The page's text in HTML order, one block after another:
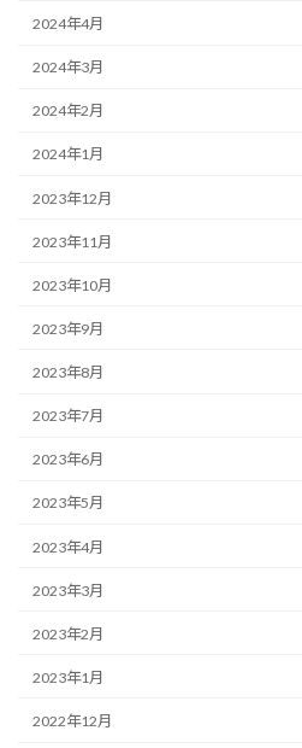
2024年4月
2024年3月
2024年2月
2024年1月
2023年12月
2023年11月
2023年10月
2023年9月
2023年8月
2023年7月
2023年6月
2023年5月
2023年4月
2023年3月
2023年2月
2023年1月
2022年12月